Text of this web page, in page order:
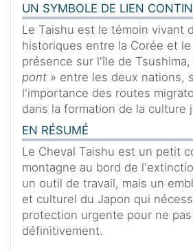
UN SYMBOLE DE LIEN
Le Taishu est le témoin vivant
historiques entre la Corée et le
présence sur l'île de
pont » entre les deux nations,
l'importance des routes
dans la formation de la culture
EN RÉSUMÉ
Le Cheval Taishu est un petit
montagne au bord de
un outil de travail, mais un
et culturel du Japon qui
protection urgente pour ne
définitivement.